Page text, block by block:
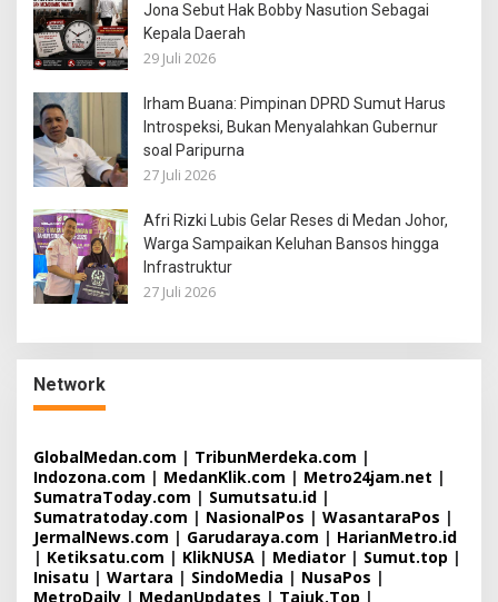
Jona Sebut Hak Bobby Nasution Sebagai
Kepala Daerah
29 Juli 2026
Irham Buana: Pimpinan DPRD Sumut Harus
Introspeksi, Bukan Menyalahkan Gubernur
soal Paripurna
27 Juli 2026
Afri Rizki Lubis Gelar Reses di Medan Johor,
Warga Sampaikan Keluhan Bansos hingga
Infrastruktur
27 Juli 2026
Network
GlobalMedan.com | TribunMerdeka.com |
Indozona.com | MedanKlik.com | Metro24jam.net |
SumatraToday.com | Sumutsatu.id |
Sumatratoday.com | NasionalPos | WasantaraPos |
JermalNews.com | Garudaraya.com | HarianMetro.id
| Ketiksatu.com | KlikNUSA | Mediator | Sumut.top |
Inisatu | Wartara | SindoMedia | NusaPos |
MetroDaily | MedanUpdates | Tajuk.Top |